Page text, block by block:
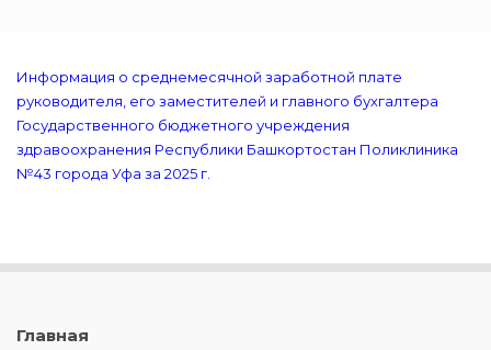
Информация о среднемесячной заработной плате
руководителя, его заместителей и главного бухгалтера
Государственного бюджетного учреждения
здравоохранения Республики Башкортостан Поликлиника
№43 города Уфа за 2025 г.
Главная